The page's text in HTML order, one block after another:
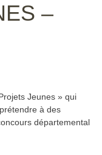
–
Jeunes » qui
à des
départemental